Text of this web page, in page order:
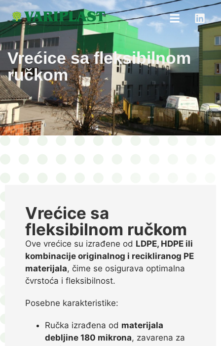
Vrećice sa fleksibilnom
ručkom
Vrećice sa
fleksibilnom ručkom
Ove vrećice su izrađene od LDPE, HDPE ili
kombinacije originalnog i recikliranog PE
materijala, čime se osigurava optimalna
čvrstoća i fleksibilnost.
Posebne karakteristike:
Ručka izrađena od materijala
debljine 180 mikrona, zavarena za